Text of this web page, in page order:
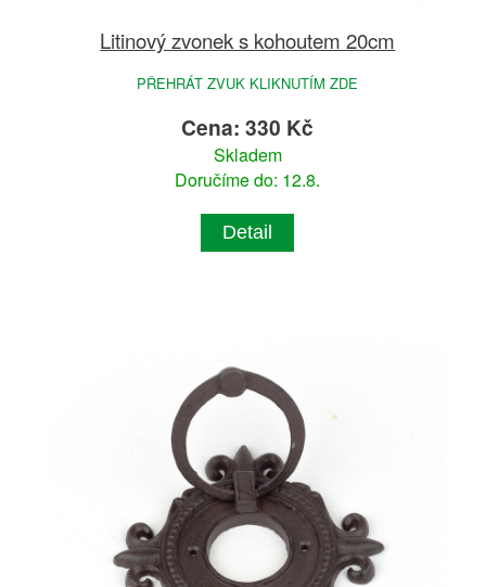
Litinový zvonek s kohoutem 20cm
PŘEHRÁT ZVUK KLIKNUTÍM ZDE
Cena: 330 Kč
Skladem
Doručíme do: 12.8.
Detail